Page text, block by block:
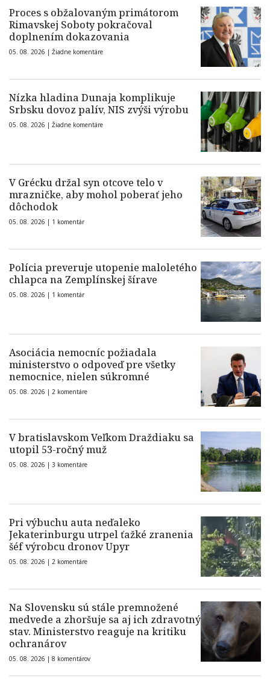
Proces s obžalovaným primátorom
Rimavskej Soboty pokračoval
doplnením dokazovania
05. 08. 2026 | Žiadne komentáre
Nízka hladina Dunaja komplikuje
Srbsku dovoz palív, NIS zvýši výrobu
05. 08. 2026 | Žiadne komentáre
V Grécku držal syn otcove telo v
mrazničke, aby mohol poberať jeho
dôchodok
05. 08. 2026 | 1 komentár
Polícia preveruje utopenie maloletého
chlapca na Zemplínskej šírave
05. 08. 2026 | 1 komentár
Asociácia nemocníc požiadala
ministerstvo o odpoveď pre všetky
nemocnice, nielen súkromné
05. 08. 2026 | 2 komentáre
V bratislavskom Veľkom Draždiaku sa
utopil 53-ročný muž
05. 08. 2026 | 3 komentáre
Pri výbuchu auta neďaleko
Jekaterinburgu utrpel ťažké zranenia
šéf výrobcu dronov Upyr
05. 08. 2026 | 2 komentáre
Na Slovensku sú stále premnožené
medvede a zhoršuje sa aj ich zdravotný
stav. Ministerstvo reaguje na kritiku
ochranárov
05. 08. 2026 | 8 komentárov